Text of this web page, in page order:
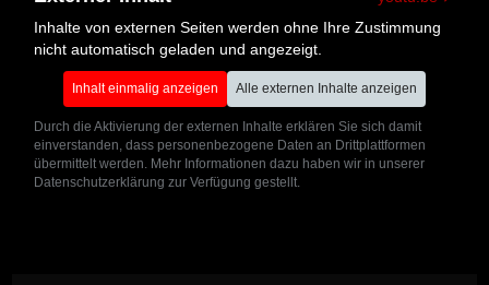
Inhalte von externen Seiten werden ohne Ihre Zustimmung
nicht automatisch geladen und angezeigt.
Inhalt einmalig anzeigen Alle externen Inhalte anzeigen
Durch die Aktivierung der externen Inhalte erklären Sie sich damit
einverstanden, dass personenbezogene Daten an Drittplattformen
übermittelt werden. Mehr Informationen dazu haben wir in unserer
Datenschutzerklärung zur Verfügung gestellt.